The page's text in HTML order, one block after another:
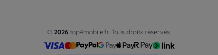
© 2026 top4mobile.fr. Tous droits réservés.